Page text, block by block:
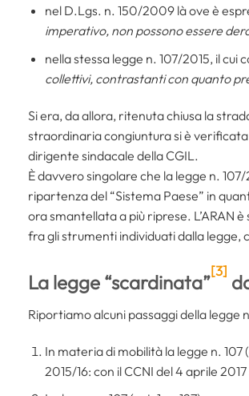
nel D.Lgs. n. 150/2009 là ove è
imperativo, non possono essere
nella stessa legge n. 107/2015, il cui
collettivi, contrastanti con quanto
Si era, da allora, ritenuta chiusa la
straordinaria congiuntura si è
dirigente sindacale della CGIL.
È davvero singolare che la legge n.
ripartenza del “Sistema Paese” in
ora smantellata a più riprese. L’ARAN
fra gli strumenti individuati dalla legge,
La legge “scardinata”[3]
Riportiamo alcuni passaggi della legge
In materia di mobilità la legge n.
2015/16: con il CCNI del 4 aprile